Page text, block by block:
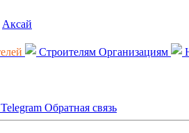
Аксай
Строителям Организациям
Telegram Обратная связь